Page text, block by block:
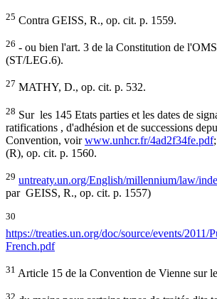
25 Contra GEISS, R., op. cit. p. 1559.
26 - ou bien l'art. 3 de la Constitution de
(ST/LEG.6).
27 MATHY, D., op. cit. p. 532.
28 Sur les 145 Etats parties et les dates de
ratifications , d'adhésion et de successions
Convention, voirwww.unhcr.fr/4ad2f34fe.pdf
(R), op. cit. p. 1560.
29 untreaty.un.org/English/millennium/law/
par GEISS, R., op. cit. p. 1557)
30
https://treaties.un.org/doc/source/events/2011/
French.pdf
31 Article 15 de la Convention de Vienne sur
32